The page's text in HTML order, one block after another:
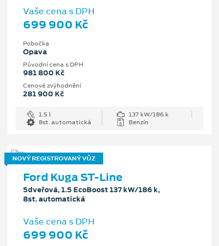
Vaše cena s DPH
699 900 Kč
Pobočka
Opava
Původní cena s DPH
981 800 Kč
Cenové zvýhodnění
281 900 Kč
1.5 l
137 kW/186 k
8st. automatická
Benzín
NOVÝ REGISTROVANÝ VŮZ
Ford Kuga ST-Line
5dveřová, 1.5 EcoBoost 137 kW/186 k,
8st. automatická
Vaše cena s DPH
699 900 Kč